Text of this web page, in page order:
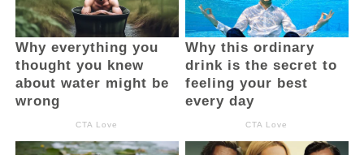
Di tempat yang sama, Kepala BKPSDM
Boltim Reza Mamonto, saat dikonfirmasi
mengatakan, untuk pelaksanaan SKD
Boltim berlangsung hingga Rabu
mendatang. “Selamat kepada para peserta
yang telah lolos Passing Grade. Tapi, ini